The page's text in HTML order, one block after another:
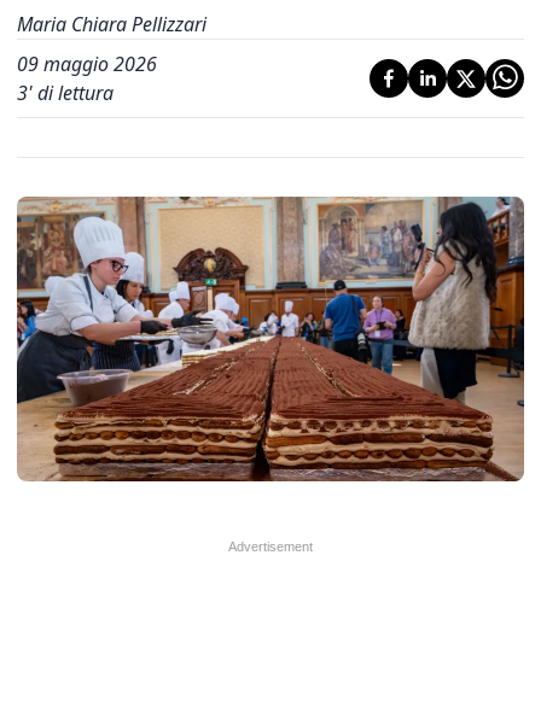
Maria Chiara Pellizzari
09 maggio 2026
3' di lettura